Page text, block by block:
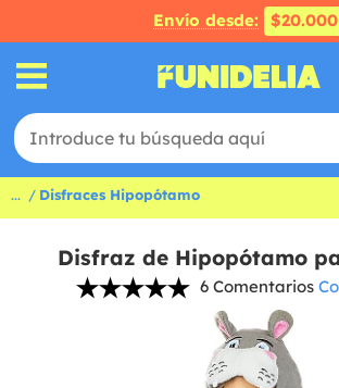
Envío desde: $20.000
... Disfraces Hipopótamo
Disfraz de Hipopótamo
6 Comentarios